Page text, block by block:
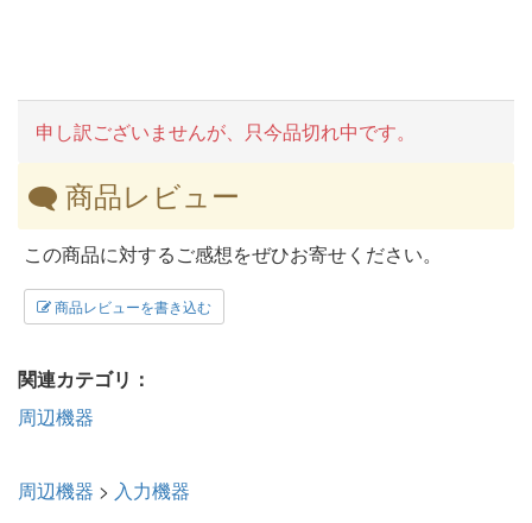
申し訳ございませんが、只今品切れ中です。
商品レビュー
この商品に対するご感想をぜひお寄せください。
商品レビューを書き込む
関連カテゴリ：
周辺機器
周辺機器 > 入力機器